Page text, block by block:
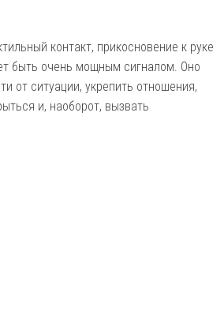
контакт, прикосновение к руке
быть очень мощным сигналом. Оно
от ситуации, укрепить отношения,
и, наоборот, вызвать